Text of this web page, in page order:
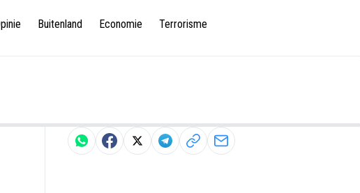
Buitenland Economie Terrorisme